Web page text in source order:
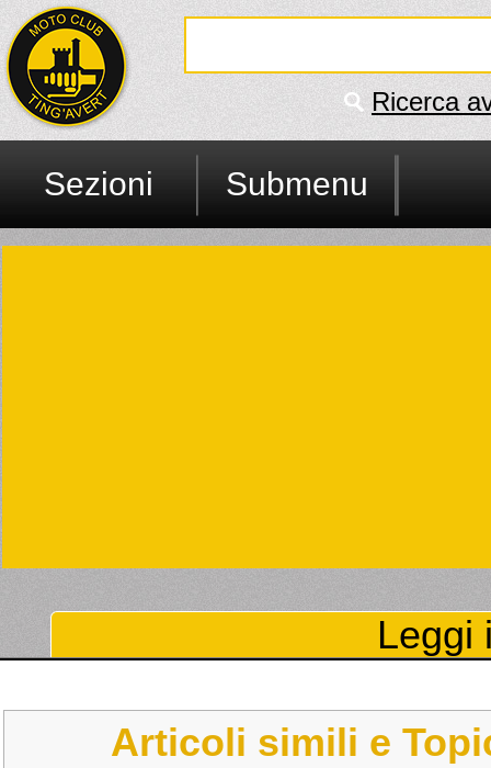
Ricerca
Sezioni Submenu
Leggi
Articoli simili e